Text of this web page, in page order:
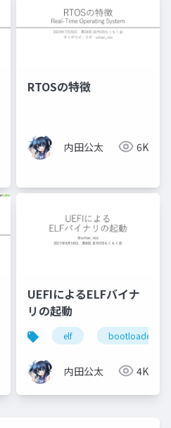
RTOSの特徴
内田公太 6K
UEFIによるELFバイナ
リの起動
elf bootloader
内田公太 4K